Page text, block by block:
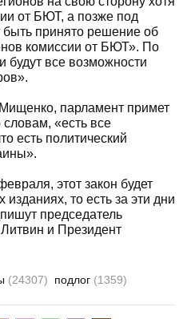
от БЮТ, а позже под
принято решение об
комиссии от БЮТ». По
будут все возможности
парламент примет
словам, «есть все
есть политический
этот закон будет
то есть за эти дни
председатель
и Президент
(24307) подлог (1359)